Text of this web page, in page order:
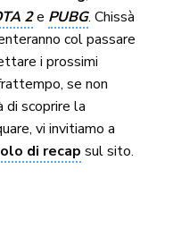
2e PUBG. Chissà
col passare
i prossimi
se non
di scoprire la
vi invitiamo a
di recap sul sito.